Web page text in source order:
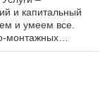
и капитальный
и умеем все.
монтажных…